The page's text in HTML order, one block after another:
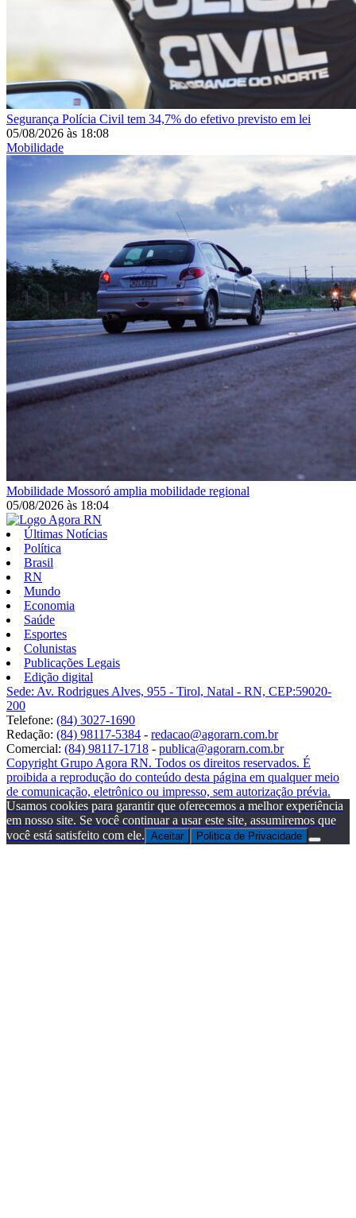
Segurança Polícia Civil tem 34,7% do efetivo previsto em lei
05/08/2026 às 18:08
Mobilidade
Mobilidade Mossoró amplia mobilidade regional
05/08/2026 às 18:04
Últimas Notícias
Política
Brasil
RN
Mundo
Economia
Saúde
Esportes
Colunistas
Publicações Legais
Edição digital
Sede: Av. Rodrigues Alves, 955 - Tirol, Natal - RN, CEP:59020-
200
Telefone: (84) 3027-1690
Redação: (84) 98117-5384 - redacao@agorarn.com.br
Comercial: (84) 98117-1718 - publica@agorarn.com.br
Copyright Grupo Agora RN. Todos os direitos reservados. É
proibida a reprodução do conteúdo desta página em qualquer meio
de comunicação, eletrônico ou impresso, sem autorização prévia.
Usamos cookies para garantir que oferecemos a melhor experiência
em nosso site. Se você continuar a usar este site, assumiremos que
você está satisfeito com ele. Aceitar Politica de Privacidade